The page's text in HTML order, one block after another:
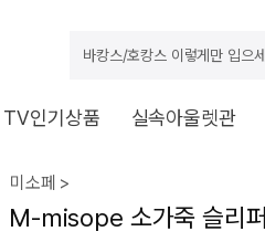
바캉스/호캉스 이렇게만 입으
TV인기상품 실속아울렛관
미소페 >
M-misope 소가죽 슬리